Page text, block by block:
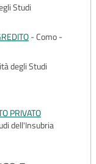
Studi
-Como -
degli Studi
PRIVATO
dell'Insubria